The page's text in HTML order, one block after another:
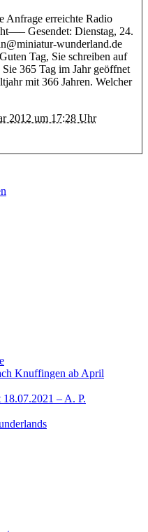
Anfrage erreichte Radio
Gesendet: Dienstag, 24.
wunderland.de
Tag, Sie schreiben auf
365 Tag im Jahr geöffnet
mit 366 Jahren. Welcher
2012 um 17:28 Uhr
Knuffingen ab April
– A. P.